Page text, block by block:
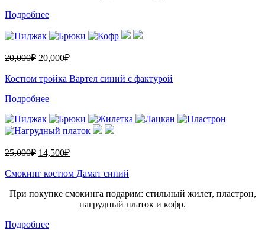
Подробнее
20,000₽ 20,000₽
Костюм тройка Вартел синий с фактурой
Подробнее
25,000₽ 14,500₽
Смокинг костюм Дамат синий
При покупке смокинга подарим: стильный жилет, пластрон,
нагрудный платок и кофр.
Подробнее